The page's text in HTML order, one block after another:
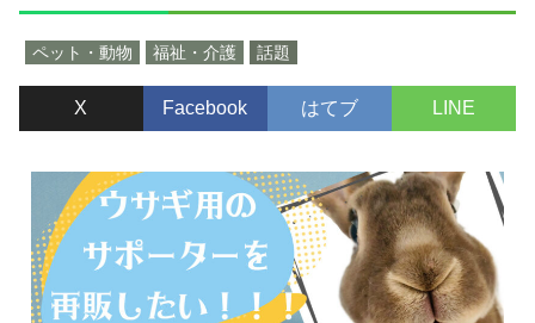
ペット・動物 福祉・介護 話題
X Facebook はてブ LINE